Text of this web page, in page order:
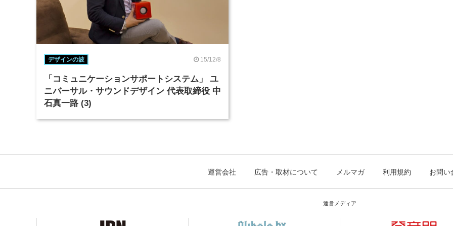
デザインの波 15/12/8
「コミュニケーションサポートシステム」 ユ
ニバーサル・サウンドデザイン 代表取締役 中
石真一路 (3)
運営会社 広告・取材について メルマガ 利用規約 お問い
運営メディア